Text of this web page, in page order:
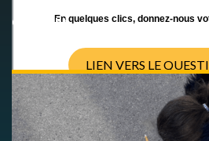
CopyrightEn quelques clics, donnez-nous
LIEN VERS LE